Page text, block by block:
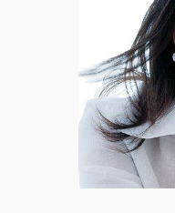
El Tipo y los Rojos en
Hablé con Chavistas
La burla del Chavez
Chavez “such a
Los niños de las